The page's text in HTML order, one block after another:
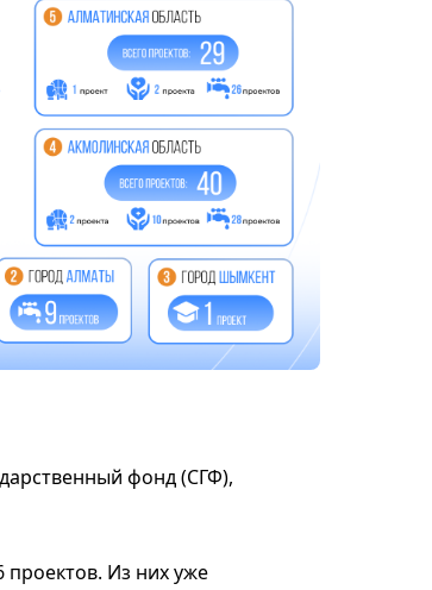
фонд (СГФ),
Из них уже